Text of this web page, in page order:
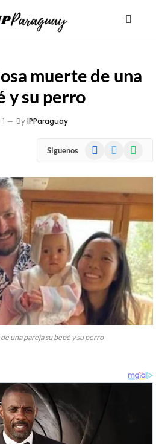
muerte de una
y su perro
1 ByIPParaguay
Siguenos Facebook
una pareja su bebé y su perro